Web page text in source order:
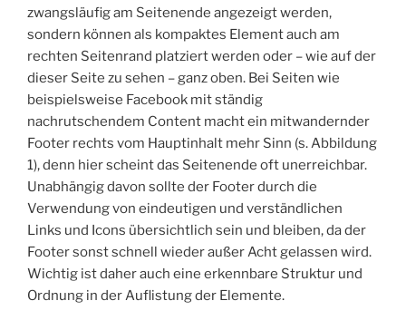
zwangsläufig am Seitenende angezeigt werden,
sondern können als kompaktes Element auch am
rechten Seitenrand platziert werden oder – wie auf der
dieser Seite zu sehen – ganz oben. Bei Seiten wie
beispielsweise Facebook mit ständig
nachrutschendem Content macht ein mitwandernder
Footer rechts vom Hauptinhalt mehr Sinn (s. Abbildung
1), denn hier scheint das Seitenende oft unerreichbar.
Unabhängig davon sollte der Footer durch die
Verwendung von eindeutigen und verständlichen
Links und Icons übersichtlich sein und bleiben, da der
Footer sonst schnell wieder außer Acht gelassen wird.
Wichtig ist daher auch eine erkennbare Struktur und
Ordnung in der Auflistung der Elemente.